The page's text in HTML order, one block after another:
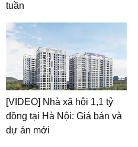
tuần
[VIDEO] Nhà xã hội 1,1 tỷ
đồng tại Hà Nội: Giá bán và
dự án mới